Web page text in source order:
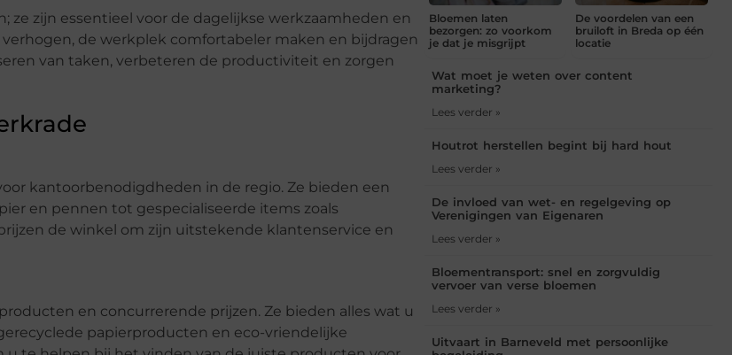
zijn essentieel voor de dagelijkse werkzaamheden en
de werkplek comfortabeler maken en bijdragen
van taken, verbeteren de productiviteit en zorgen
kantoorbenodigdheden in de regio. Ze bieden een
en pennen tot gespecialiseerde items zoals
de winkel om zijn uitstekende klantenservice en
en concurrerende prijzen. Ze bieden alles wat u
papierproducten en eco-vriendelijke
Bloemen laten
bezorgen: zo voorkom
je dat je misgrijpt
De voordelen van een
bruiloft in Breda op één
locatie
Wat moet je weten over content
marketing?
Lees verder »
Houtrot herstellen begint bij hard hout
Lees verder »
De invloed van wet- en regelgeving op
Verenigingen van Eigenaren
Lees verder »
Bloementransport: snel en zorgvuldig
vervoer van verse bloemen
Lees verder »
Uitvaart in Barneveld met persoonlijke